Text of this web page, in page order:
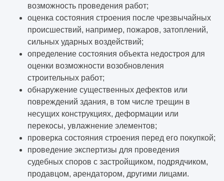
возможность проведения работ;
оценка состояния строения после чрезвычайных
происшествий, например, пожаров, затоплений,
сильных ударных воздействий;
определение состояния объекта недостроя для
оценки возможности возобновления
строительных работ;
обнаружение существенных дефектов или
повреждений здания, в том числе трещин в
несущих конструкциях, деформации или
перекосы, увлажнение элементов;
проверка состояния строения перед его покупкой;
проведение экспертизы для проведения
судебных споров с застройщиком, подрядчиком,
продавцом, арендатором, другими лицами.